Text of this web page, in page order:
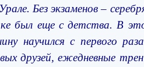
Без экзаменов –
был еще с детства. В
научился с первого
друзей, ежедневные